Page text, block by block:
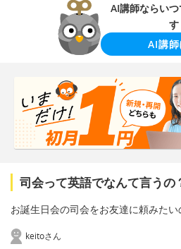
AI講師ならい
す
AI講師
司会って英語でなんて言うの
お誕生日会の司会をお友達に頼みたい
keitoさん